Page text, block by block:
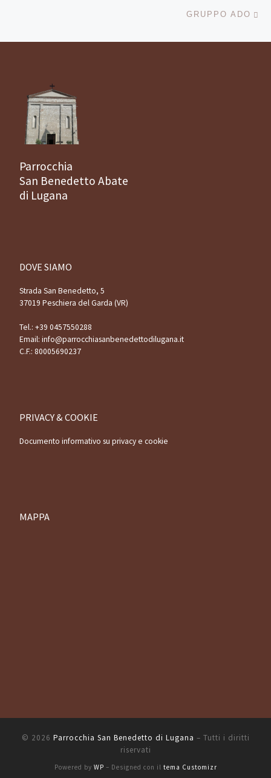
GRUPPO ADO
Parrocchia
San Benedetto Abate
di Lugana
DOVE SIAMO
Strada San Benedetto, 5
37019 Peschiera del Garda (VR)
Tel.: +39 0457550288
Email: info@parrocchiasanbenedettodilugana.it
C.F.: 80005690237
PRIVACY & COOKIE
Documento informativo su privacy e cookie
MAPPA
© 2026 Parrocchia San Benedetto di Lugana – Tutti i diritti
riservati
Powered by WP – Designed con il tema Customizr